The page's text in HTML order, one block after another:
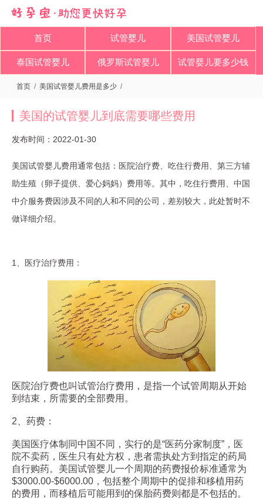
首页 试管婴儿 美国试管婴儿
泰国试管婴儿 俄罗斯试管婴儿 试管婴儿要多少钱
首页 / 美国试管婴儿费用是多少 /
美国的试管婴儿到底需要哪些费用
发布时间：2022-01-30
美国试管婴儿费用通常包括：医院治疗费、吃住行费用、第三方辅
助生殖（卵子提供、爱心妈妈）费用等。其中，吃住行费用、中国
中介服务费因涉及不同的人和不同的公司，差别较大，此处暂时不
做详细介绍。
1、医疗治疗费用：
医院治疗费也叫试管治疗费用，是指一个试管周期从开始
到结束，所需要的全部费用。
2、药费：
美国医疗体制同中国不同，实行的是“医药分家制度”，医
院不卖药，医生只有处方权，患者需执处方到指定的药局
自行购药。美国试管婴儿一个周期的药费报价标准通常为
$3000.00-$6000.00，包括整个周期中的促排和移植用药
的费用，而移植后可能用到的保胎药费则都是不包括的。